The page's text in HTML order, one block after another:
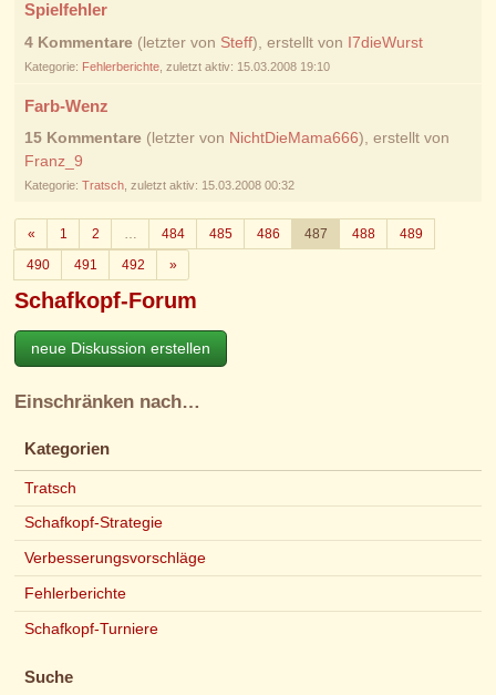
Spielfehler
4 Kommentare(letzter von Steff), erstellt von I7dieWurst
Kategorie: Fehlerberichte, zuletzt aktiv: 15.03.2008 19:10
Farb-Wenz
15 Kommentare(letzter von NichtDieMama666), erstellt von
Franz_9
Kategorie: Tratsch, zuletzt aktiv: 15.03.2008 00:32
«Zurück
1 2 … 484 485 486 487 488
489
490
491 492 »Weiter
Schafkopf-Forum
neue Diskussion erstellen
Einschränken nach…
Kategorien
Tratsch
Schafkopf-Strategie
Verbesserungsvorschläge
Fehlerberichte
Schafkopf-Turniere
Suche